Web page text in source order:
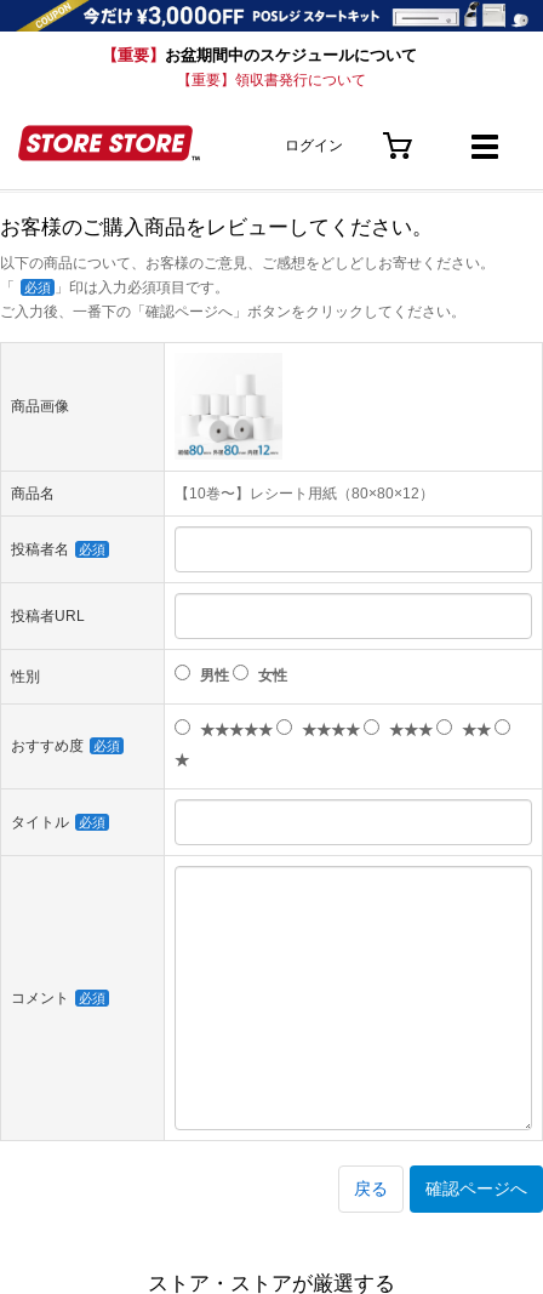
【重要】 お盆期間中のスケジュールについて
【重要】領収書発行について
ログイン
お客様のご購入商品をレビューしてください。
以下の商品について、お客様のご意見、ご感想をどしどしお寄せください。
「
必須 」印は入力必須項目です。
ご入力後、一番下の「確認ページへ」ボタンをクリックしてください。
商品画像
商品名 【10巻〜】レシート用紙（80×80×12）
投稿者名 必須
投稿者URL
性別 男性 女性
おすすめ度 必須
★★★★★ ★★★★ ★★★
★★
★
タイトル 必須
コメント 必須
戻る 確認ページへ
ストア・ストアが厳選する